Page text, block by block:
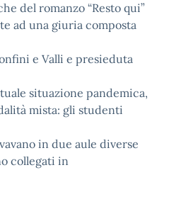
del romanzo “Resto qui”
ad una giuria composta
e Valli e presieduta
situazione pandemica,
mista: gli studenti
in due aule diverse
collegati in